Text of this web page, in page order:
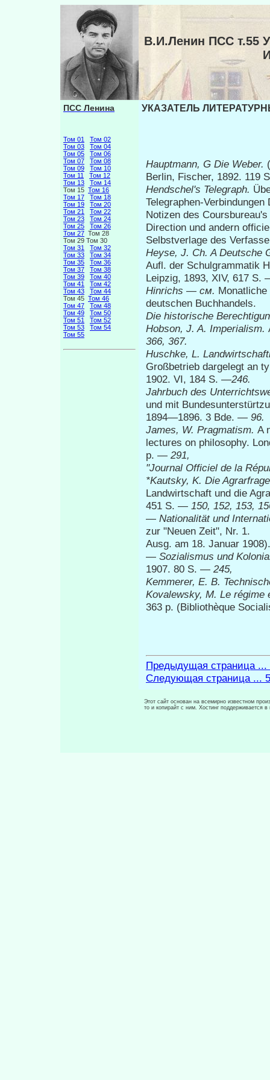
В.И.Ленин ПСС т.55
ПСС Ленина
Том 01
Том 02
Том 03
Том 04
Том 05
Том 06
Том 07
Том 08
Том 09
Том 10
Том 11
Том 12
Том 13
Том 14
Том 15 Том 16
Том 17
Том 18
Том 19
Том 20
Том 21
Том 22
Том 23
Том 24
Том 25
Том 26
Том 27 Том 28
Том 29 Том 30
Том 31
Том 32
Том 33
Том 34
Том 35
Том 36
Том 37
Том 38
Том 39
Том 40
Том 41
Том 42
Том 43
Том 44
Том 45 Том 46
Том 47
Том 48
Том 49
Том 50
Том 51
Том 52
Том 53
Том 54
Том 55
УКАЗАТЕЛЬ
Hauptmann, G Die Weber.
Berlin, Fischer, 1892. 119
Hendschel's Telegraph.
Telegraphen-
Notizen des
Direction und andern
Selbstverlage des
Heyse, J. Ch.A Deutsche
Aufl. der Schulgrammatik
Leipzig, 1893, XIV, 617
Hinrichs — см.
deutschen Buchhandels.
Die historische
Hobson, J. A. Imperialism.
366, 367.
Huschke, L.
Großbetrieb dargelegt an
1902. VI, 184 S. —246.
Jahrbuch des
und mit
1894—1896. 3 Bde. — 96.
James, W. Pragmatism. A
lectures on philosophy.
p. — 291,
"Journal Officiel de la
*Kautsky, K. Die
Landwirtschaft und die
451 S. — 150, 152, 153,
— Nationalität und
zur "Neuen Zeit", Nr. 1.
Ausg. am 18. Januar
— Sozialismus und
1907. 80 S. — 245,
Kemmerer, E. B.
Kovalewsky, M. Le régime
363 p. (Bibliothèque
Предыдущая страница ...
Следующая страница ...
Этот сайт основан на всемирно известном
то и копирайт с ним. Хостинг поддерживается